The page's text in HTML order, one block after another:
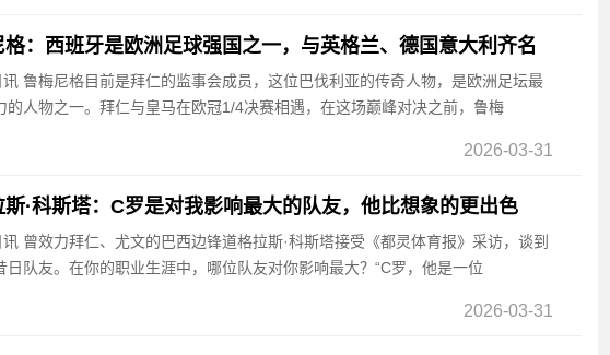
格：西班牙是欧洲足球强国之一，与英格兰、德国意大利齐名
鲁梅尼格目前是拜仁的监事会成员，这位巴伐利亚的传奇人物，是欧洲足坛最
的人物之一。拜仁与皇马在欧冠1/4决赛相遇，在这场巅峰对决之前，鲁梅
2026-03-31
斯·科斯塔：C罗是对我影响最大的队友，他比想象的更出色
曾效力拜仁、尤文的巴西边锋道格拉斯·科斯塔接受《都灵体育报》采访，谈到
日队友。在你的职业生涯中，哪位队友对你影响最大？“C罗，他是一位
2026-03-31